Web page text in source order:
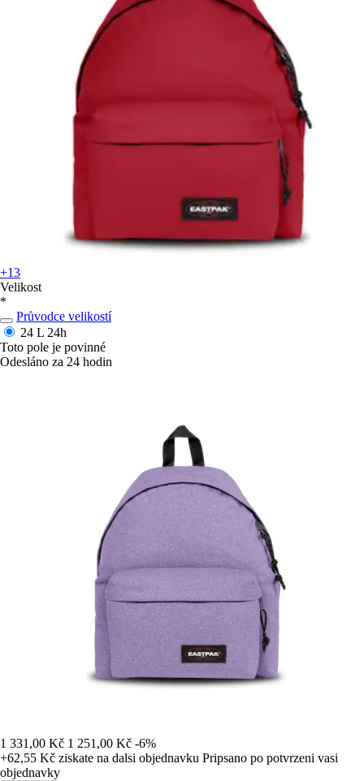
+13
Velikost
*
Průvodce velikostí
24 L 24h
Toto pole je povinné
Odesláno za 24 hodin
1 331,00 Kč 1 251,00 Kč -6%
+62,55 Kč ziskate na dalsi objednavku Pripsano po potvrzeni vasi
objednavky